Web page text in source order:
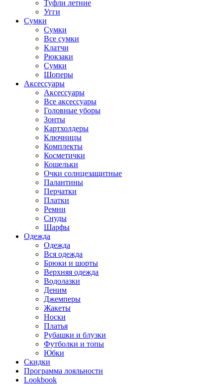
Туфли летние
Угги
Сумки
Сумки
Все сумки
Клатчи
Рюкзаки
Сумки
Шоперы
Аксессуары
Аксессуары
Все аксессуары
Головные уборы
Зонты
Картхолдеры
Ключницы
Комплекты
Косметички
Кошельки
Очки солнцезащитные
Палантины
Перчатки
Платки
Ремни
Снуды
Шарфы
Одежда
Одежда
Вся одежда
Брюки и шорты
Верхняя одежда
Водолазки
Деним
Джемперы
Жакеты
Носки
Платья
Рубашки и блузки
Футболки и топы
Юбки
Скидки
Программа лояльности
Lookbook